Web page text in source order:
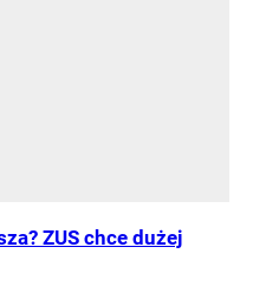
ZUS chce dużej